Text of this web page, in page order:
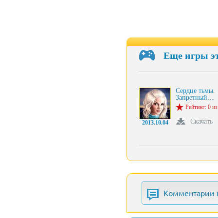
Еще игры
2013.10.04
Сердце тьмы.
Запретный…
Рейтинг: 0
Скачать
Комментарии